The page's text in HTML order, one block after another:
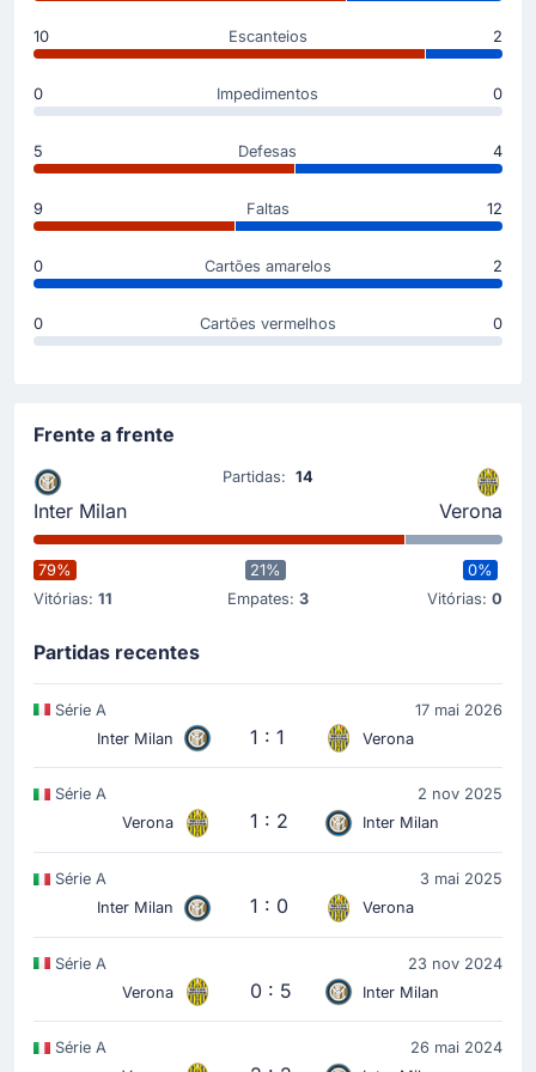
d Giuseppe Meazza.
Substituição
Abdou Harroui
A equipe visitante substituiu Antoine Bernede por
Abdou Harroui. Esta é a primeira substituição feita por
Início do jogo
10 Escanteios 2
0 Impedimentos 0
5 Defesas 4
9 Faltas 12
0 Cartões amarelos 2
0 Cartões vermelhos 0
Frente a frente
Inter Milan
Partidas: 14
Verona
79%
Vitórias: 11
21%
Empates: 3
0%
Vitórias: 0
Partidas recentes
Série A
17 mai 2026
Inter Milan
1 : 1 Verona
Série A
2 nov 2025
Verona
1 : 2 Inter Milan
Série A
3 mai 2025
Inter Milan
1 : 0 Verona
Série A
23 nov 2024
Verona
0 : 5 Inter Milan
Série A
26 mai 2024